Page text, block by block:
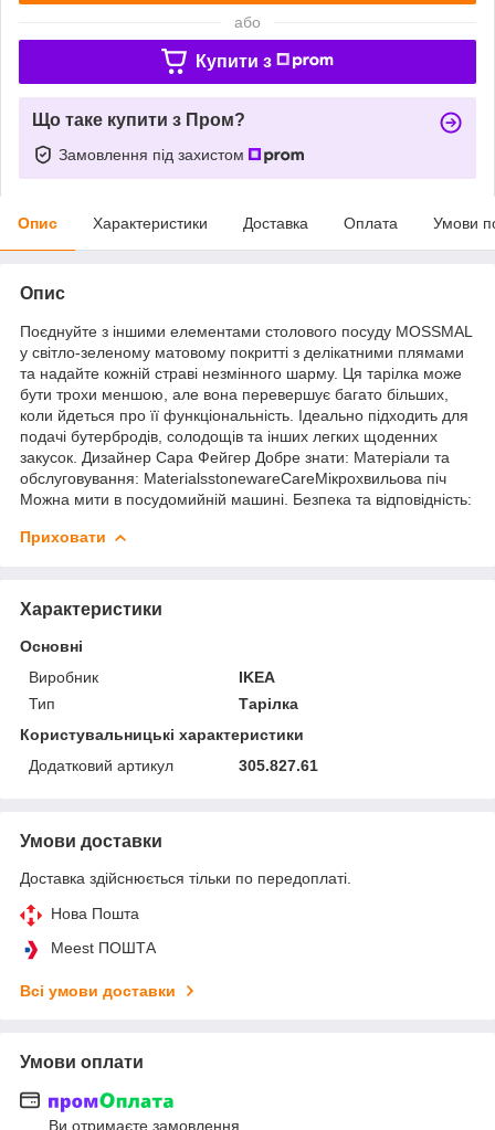
або
Купити з
Що таке купити з Пром?
Замовлення під захистом
Опис Характеристики Доставка Оплата Умови
Опис
Поєднуйте з іншими елементами столового посуду MOSSMAL
у світло-зеленому матовому покритті з делікатними плямами
та надайте кожній страві незмінного шарму. Ця тарілка може
бути трохи меншою, але вона перевершує багато більших,
коли йдеться про її функціональність. Ідеально підходить для
подачі бутербродів, солодощів та інших легких щоденних
закусок. Дизайнер Сара Фейгер Добре знати: Матеріали та
обслуговування: MaterialsstonewareCareМікрохвильова піч
Можна мити в посудомийній машині. Безпека та відповідність:
Приховати
Характеристики
Основні
Виробник
IKEA
Тип
Тарілка
Користувальницькі характеристики
Додатковий артикул
305.827.61
Умови доставки
Доставка здійснюється тільки по передоплаті.
Нова Пошта
Meest ПОШТА
Всі умови доставки
Умови оплати
Ви отримаєте замовлення